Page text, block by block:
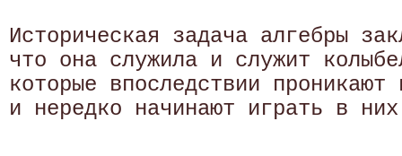
Историческая задача алгебры
что она служила и служит
которые впоследствии
и нередко начинают играть в